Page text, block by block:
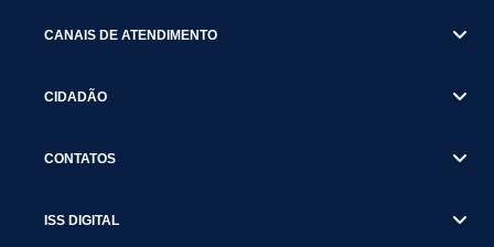
CANAIS DE ATENDIMENTO
CIDADÃO
CONTATOS
ISS DIGITAL